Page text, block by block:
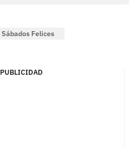
Sábados Felices
PUBLICIDAD